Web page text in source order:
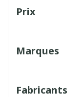
Prix
Marques
Fabricants